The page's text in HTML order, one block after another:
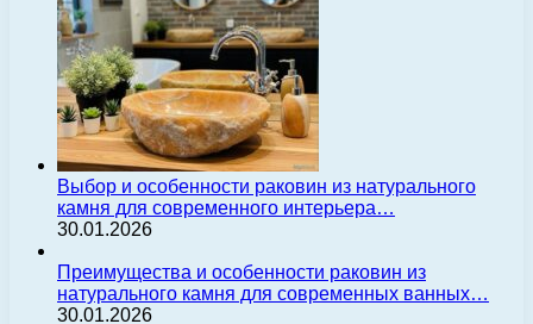
Выбор и особенности раковин из натурального
камня для современного интерьера…
30.01.2026
Преимущества и особенности раковин из
натурального камня для современных ванных…
30.01.2026